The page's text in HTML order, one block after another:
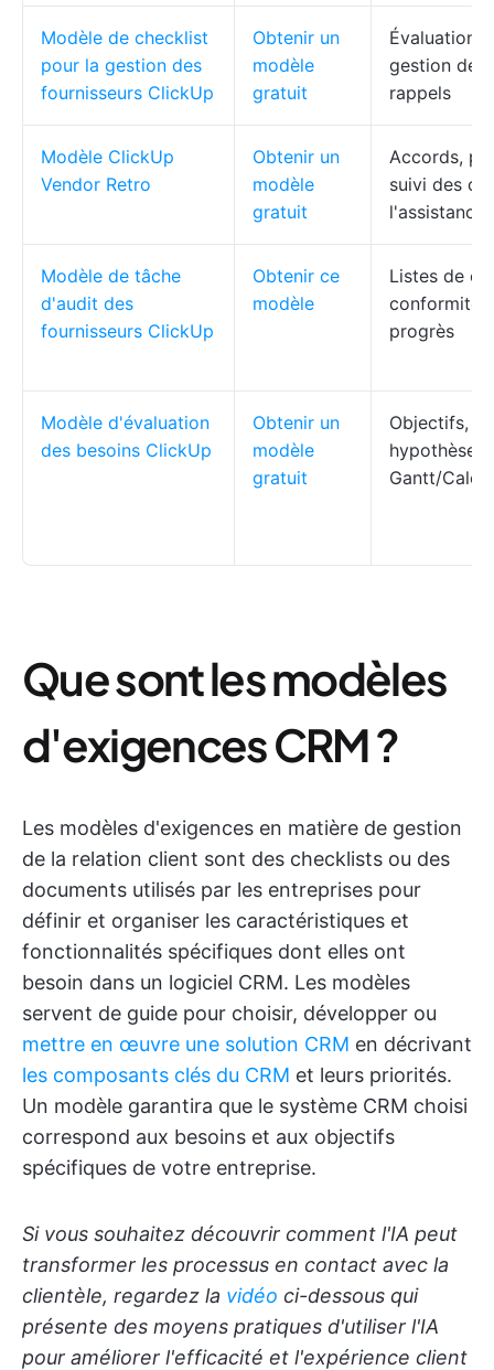
Modèle de checklist
pour la gestion des
fournisseurs ClickUp
Obtenir un
modèle
gratuit
gestion des
rappels
Modèle ClickUp
Vendor Retro
Obtenir un
modèle
gratuit
Accords,
suivi des
l'assistance
Modèle de tâche
d'audit des
fournisseurs ClickUp
Obtenir ce
modèle
Listes de
conformité,
progrès
Modèle d'évaluation
des besoins ClickUp
Obtenir un
modèle
gratuit
Objectifs,
Gantt/
Que sont les modèles
d'exigences CRM ?
Les modèles d'exigences en matière de gestion
de la relation client sont des checklists ou des
documents utilisés par les entreprises pour
définir et organiser les caractéristiques et
fonctionnalités spécifiques dont elles ont
besoin dans un logiciel CRM. Les modèles
servent de guide pour choisir, développer ou
mettre en œuvre une solution CRM en décrivant
les composants clés du CRM et leurs priorités.
Un modèle garantira que le système CRM choisi
correspond aux besoins et aux objectifs
spécifiques de votre entreprise.
Si vous souhaitez découvrir comment l'IA peut
transformer les processus en contact avec la
clientèle, regardez la vidéo ci-dessous qui
présente des moyens pratiques d'utiliser l'IA
pour améliorer l'efficacité et l'expérience client